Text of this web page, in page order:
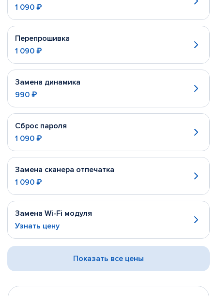
1 090 ₽
Перепрошивка
1 090 ₽
Замена динамика
990 ₽
Сброс пароля
1 090 ₽
Замена сканера отпечатка
1 090 ₽
Замена Wi-Fi модуля
Узнать цену
Показать все цены